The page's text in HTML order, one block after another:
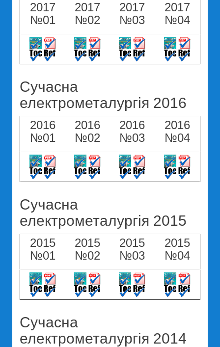
2017
№01
2017
№02
2017
№03
2017
№04
Сучасна
електрометалургія 2016
2016
№01
2016
№02
2016
№03
2016
№04
Сучасна
електрометалургія 2015
2015
№01
2015
№02
2015
№03
2015
№04
Сучасна
електрометалургія 2014